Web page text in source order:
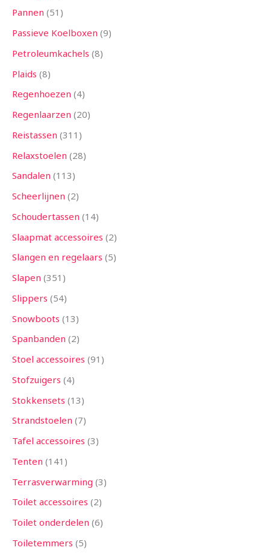
Pannen 51
Passieve Koelboxen 9
Petroleumkachels 8
Plaids 8
Regenhoezen 4
Regenlaarzen 20
Reistassen 311
Relaxstoelen 28
Sandalen 113
Scheerlijnen 2
Schoudertassen 14
Slaapmat accessoires 2
Slangen en regelaars 5
Slapen 351
Slippers 54
Snowboots 13
Spanbanden 2
Stoel accessoires 91
Stofzuigers 4
Stokkensets 13
Strandstoelen 7
Tafel accessoires 3
Tenten 141
Terrasverwarming 3
Toilet accessoires 2
Toilet onderdelen 6
Toiletemmers 5